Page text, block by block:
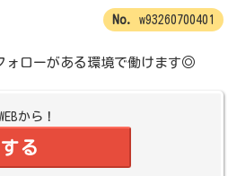
w93260700401
ォローがある環境で働けます◎
から！
る